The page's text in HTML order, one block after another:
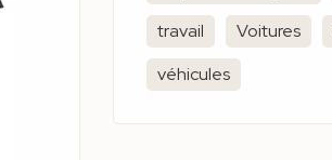
travail
Voitures
véhicules